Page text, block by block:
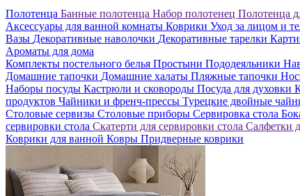
Полотенца Банные полотенца Набор полотенец Полотенца
Аксессуары для ванной комнаты Коврики Уход за лицом и
Вазы Декоративные наволочки Декоративные тарелки
Ароматы для дома
Комплекты постельного белья Простыни Пододеяльники
Домашние тапочки Домашние халаты Пляжные тапочки
Наборы посуды Кастрюли и сковороды Посуда для духовки
продуктов Чайники и френч-прессы Турецкие двойные
Столовые сервизы Столовые приборы Сервировка стола
сервировки стола Скатерти для сервировки стола Салфетки
Коврики для ванной Ковры Придверные коврики